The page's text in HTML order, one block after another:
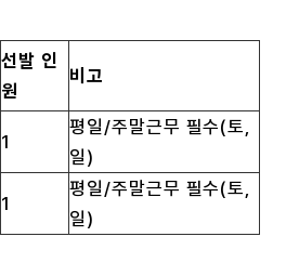
선발 인
원
비고
1
평일/주말근무 필수(토,
일)
1
평일/주말근무 필수(토,
일)